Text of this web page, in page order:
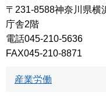
〒231-8588神奈川県
庁舎2階
電話045-210-5636
FAX045-210-8871
産業労働